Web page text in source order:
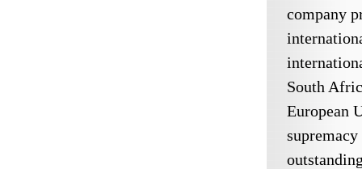
company
South
European